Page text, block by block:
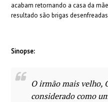
acabam retornando a casa da
resultado são brigas
Sinopse:
O irmão mais velho,
considerado como